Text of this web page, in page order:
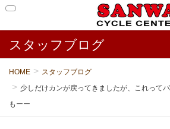
スタッフブログ
HOME
スタッフブログ
少しだけカンが戻ってきましたが、これって
もーー